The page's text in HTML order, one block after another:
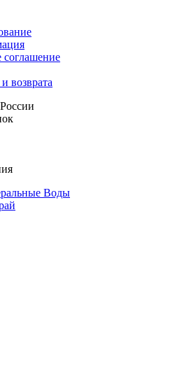
соглашение
возврата
Воды